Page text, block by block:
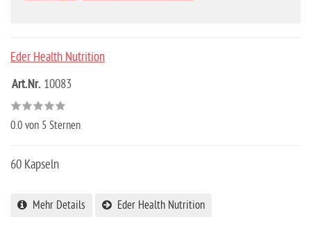
Eder Health Nutrition
Art.Nr. 10083
0.0 von 5 Sternen
60 Kapseln
Mehr Details Eder Health Nutrition